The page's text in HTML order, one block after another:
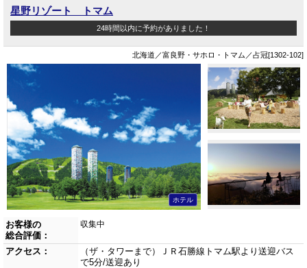
星野リゾート トマム
24時間以内に予約がありました！
北海道／富良野・サホロ・トマム／占冠[1302-102]
ホテル
お客様の
総合評価：
収集中
アクセス：
（ザ・タワーまで）ＪＲ石勝線トマム駅より送迎バス
で5分/送迎あり